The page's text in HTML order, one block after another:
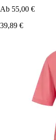
Ab 55,00 €
39,89 €